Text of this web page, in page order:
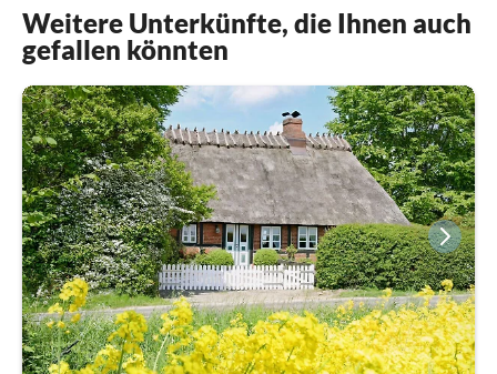
Weitere Unterkünfte, die Ihnen auch
gefallen könnten